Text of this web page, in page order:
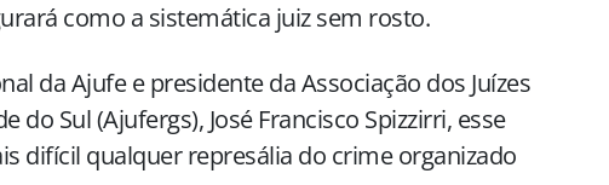
como a sistemática juiz sem rosto.
da Ajufe e presidente da Associação dos Juízes
do Sul (Ajufergs), José Francisco Spizzirri, esse
difícil qualquer represália do crime organizado